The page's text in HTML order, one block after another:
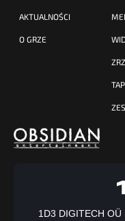
AKTUALNOŚCI
O GRZE
1D3 DIGITECH